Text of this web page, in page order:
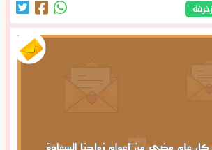
زخرفة